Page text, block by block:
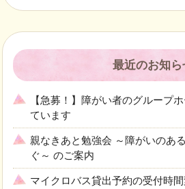
最近のお知ら
【急募！】障がい者のグループ
ています
親なきあと勉強会 ～障がいのあ
ぐ～ のご案内
マイクロバス貸出予約の受付時